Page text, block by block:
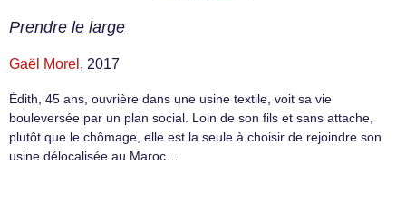
Prendre le large
Gaël Morel , 2017
Édith, 45 ans, ouvrière dans une usine textile, voit sa vie
bouleversée par un plan social. Loin de son fils et sans attache,
plutôt que le chômage, elle est la seule à choisir de rejoindre son
usine délocalisée au Maroc…